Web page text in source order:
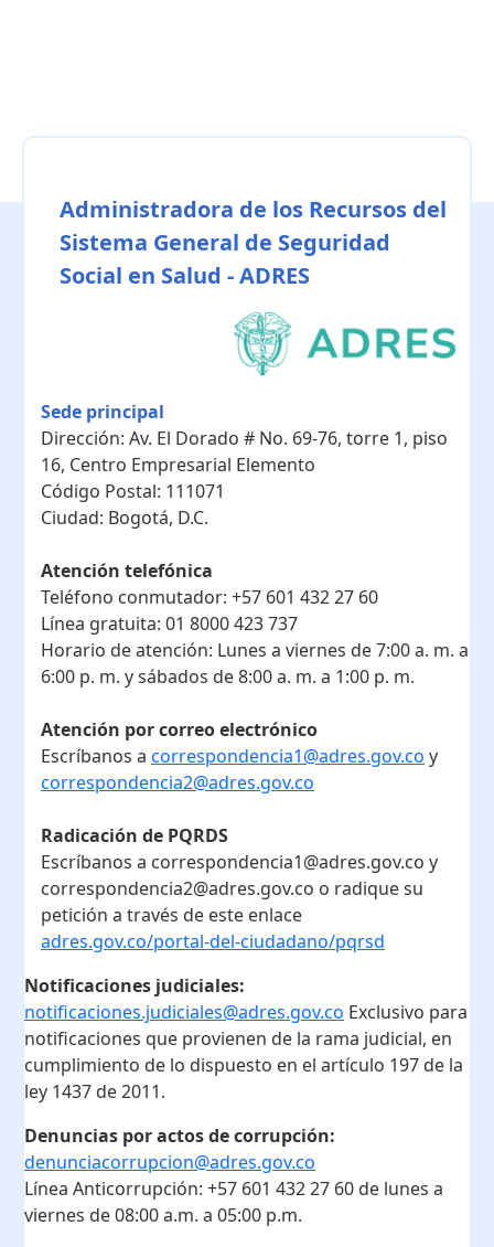
Administradora de los Recursos del
Sistema General de Seguridad
Social en Salud - ADRES
Sede principal
Dirección: Av. El Dorado # No. 69-76, torre 1, piso
16, Centro Empresarial Elemento
Código Postal: 111071
Ciudad: Bogotá, D.C.
Atención telefónica
Teléfono conmutador: +57 601 432 27 60
Línea gratuita: 01 8000 423 737
Horario de atención: Lunes a viernes de 7:00 a. m. a
6:00 p. m. y sábados de 8:00 a. m. a 1:00 p. m.
Atención por correo electrónico
Escríbanos a correspondencia1@adres.gov.co y
correspondencia2@adres.gov.co
Radicación de PQRDS
Escríbanos a correspondencia1@adres.gov.co y
correspondencia2@adres.gov.co o radique su
petición a través de este enlace
adres.gov.co/portal-del-ciudadano/pqrsd
Notificaciones judiciales:
notificaciones.judiciales@adres.gov.co Exclusivo para
notificaciones que provienen de la rama judicial, en
cumplimiento de lo dispuesto en el artículo 197 de la
ley 1437 de 2011.
Denuncias por actos de corrupción:
denunciacorrupcion@adres.gov.co
Línea Anticorrupción: +57 601 432 27 60 de lunes a
viernes de 08:00 a.m. a 05:00 p.m.